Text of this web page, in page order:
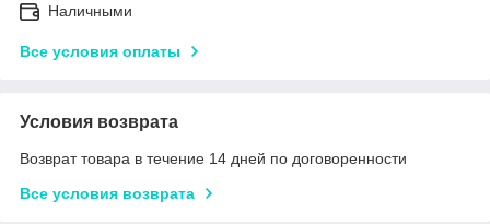
Наличными
Все условия оплаты
Условия возврата
Возврат товара в течение 14 дней по договоренности
Все условия возврата